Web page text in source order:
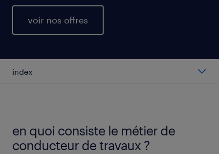
voir nos offres
index
types de postes de conducteur de travaux
en quoi consiste le métier de
conducteur de travaux ?